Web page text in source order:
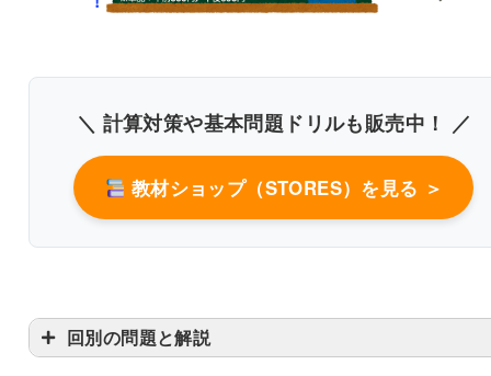
書き込みしやすいレイアウト
＼ 計算対策や基本問題ドリルも販売中！ ／
教材ショップ（STORES）を見る ＞
回別の問題と解説